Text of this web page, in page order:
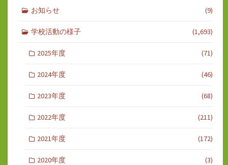
お知らせ (9)
学校活動の様子 (1,693)
2025年度 (71)
2024年度 (46)
2023年度 (68)
2022年度 (211)
2021年度 (172)
2020年度 (3)